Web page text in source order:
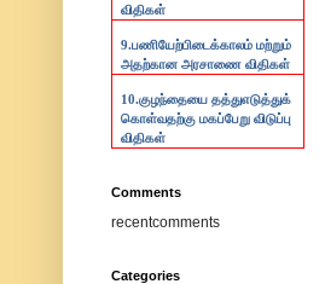
விதிகள்
9.பணியேற்பிடைக்காலம் மற்றும்
அதற்கான அரசாணை விதிகள்
10.குழந்தையை தத்துஎடுத்துக்
கொள்வதற்கு மகப்பேறு விடுப்பு
விதிகள்
Comments
recentcomments
Categories